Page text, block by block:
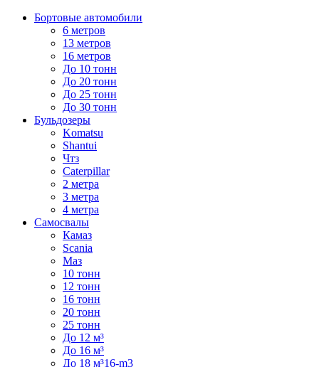
Бортовые автомобили
6 метров
13 метров
16 метров
До 10 тонн
До 20 тонн
До 25 тонн
До 30 тонн
Бульдозеры
Komatsu
Shantui
Чтз
Caterpillar
2 метра
3 метра
4 метра
Самосвалы
Камаз
Scania
Маз
10 тонн
12 тонн
16 тонн
20 тонн
25 тонн
До 12 м³
До 16 м³
До 18 м³16-m3